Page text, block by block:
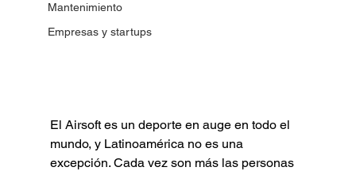
Mantenimiento
Empresas y startups
El Airsoft es un deporte en auge en todo el
mundo, y Latinoamérica no es una
excepción. Cada vez son más las personas